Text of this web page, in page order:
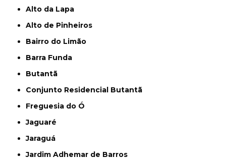
Alto da Lapa
Alto de Pinheiros
Bairro do Limão
Barra Funda
Butantã
Conjunto Residencial Butantã
Freguesia do Ó
Jaguaré
Jaraguá
Jardim Adhemar de Barros